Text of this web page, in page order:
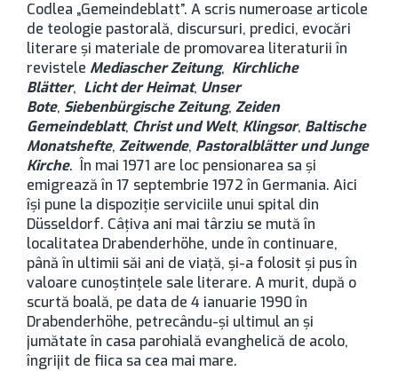
Codlea „Gemeindeblatt”. A scris numeroase articole
de teologie pastorală, discursuri, predici, evocări
literare şi materiale de promovarea literaturii în
revistele Mediascher Zeitung, Kirchliche
Blätter, Licht der Heimat, Unser
Bote, Siebenbürgische Zeitung, Zeiden
Gemeindeblatt, Christ und Welt, Klingsor, Baltische
Monatshefte, Zeitwende, Pastoralblätter und Junge
Kirche. În mai 1971 are loc pensionarea sa şi
emigrează în 17 septembrie 1972 în Germania. Aici
îşi pune la dispoziţie serviciile unui spital din
Düsseldorf. Câţiva ani mai târziu se mută în
localitatea Drabenderhöhe, unde în continuare,
până în ultimii săi ani de viaţă, şi-a folosit şi pus în
valoare cunoştinţele sale literare. A murit, după o
scurtă boală, pe data de 4 ianuarie 1990 în
Drabenderhöhe, petrecându-şi ultimul an şi
jumătate în casa parohială evanghelică de acolo,
îngrijit de fiica sa cea mai mare.